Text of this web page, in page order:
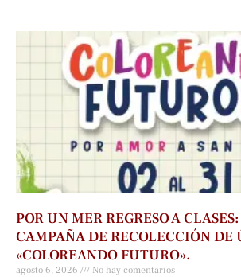
POR UN MER REGRESO A
CAMPAÑA DE RECOLECCIÓN DE
«COLOREANDO FUTURO».
agosto 6, 2026 No hay comentarios